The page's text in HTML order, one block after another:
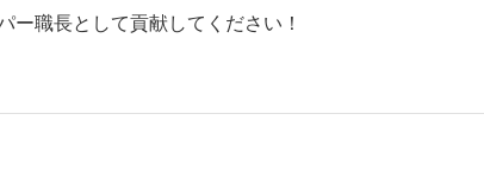
ー職長として貢献してください！